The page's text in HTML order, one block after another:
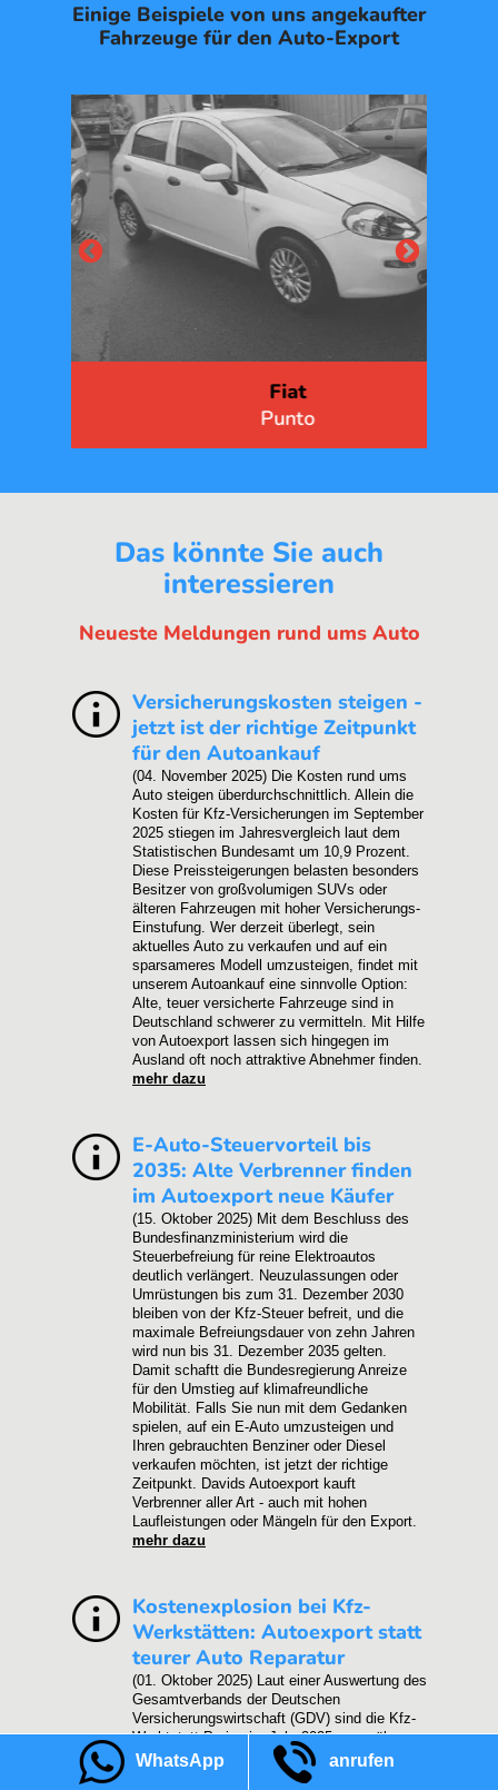
Einige Beispiele von uns angekaufter
Fahrzeuge für den Auto-Export
Punto
Das könnte Sie auch
interessieren
Neueste Meldungen rund ums Auto
Versicherungskosten steigen -
jetzt ist der richtige Zeitpunkt
für den Autoankauf
(04. November 2025) Die Kosten rund ums
Auto steigen überdurchschnittlich. Allein die
Kosten für Kfz-Versicherungen im September
2025 stiegen im Jahresvergleich laut dem
Statistischen Bundesamt um 10,9 Prozent.
Diese Preissteigerungen belasten besonders
Besitzer von großvolumigen SUVs oder
älteren Fahrzeugen mit hoher Versicherungs-
Einstufung. Wer derzeit überlegt, sein
aktuelles Auto zu verkaufen und auf ein
sparsameres Modell umzusteigen, findet mit
unserem Autoankauf eine sinnvolle Option:
Alte, teuer versicherte Fahrzeuge sind in
Deutschland schwerer zu vermitteln. Mit Hilfe
von Autoexport lassen sich hingegen im
Ausland oft noch attraktive Abnehmer finden.
mehr dazu
E-Auto-Steuervorteil bis
2035: Alte Verbrenner finden
im Autoexport neue Käufer
(15. Oktober 2025) Mit dem Beschluss des
Bundesfinanzministerium wird die
Steuerbefreiung für reine Elektroautos
deutlich verlängert. Neuzulassungen oder
Umrüstungen bis zum 31. Dezember 2030
bleiben von der Kfz-Steuer befreit, und die
maximale Befreiungsdauer von zehn Jahren
wird nun bis 31. Dezember 2035 gelten.
Damit schaftt die Bundesregierung Anreize
für den Umstieg auf klimafreundliche
Mobilität. Falls Sie nun mit dem Gedanken
spielen, auf ein E-Auto umzusteigen und
Ihren gebrauchten Benziner oder Diesel
verkaufen möchten, ist jetzt der richtige
Zeitpunkt. Davids Autoexport kauft
Verbrenner aller Art - auch mit hohen
Laufleistungen oder Mängeln für den Export.
mehr dazu
Kostenexplosion bei Kfz-
Werkstätten: Autoexport statt
teurer Auto Reparatur
(01. Oktober 2025) Laut einer Auswertung des
Gesamtverbands der Deutschen
Versicherungswirtschaft (GDV) sind die Kfz-
Werktstatt Preise im Jahr 2025 gegenüber
2017 um 50 Prozent gestiegen. Der
durchschnittliche Stundenverrechnungssatz
WhatsApp anrufen